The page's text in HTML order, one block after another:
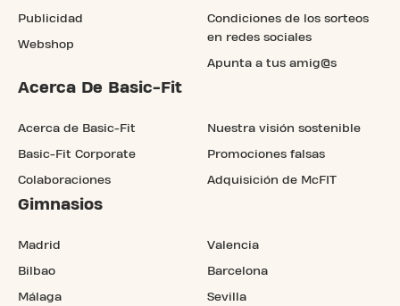
Publicidad
Webshop
Condiciones de los sorteos
en redes sociales
Apunta a tus amig@s
Acerca De Basic-Fit
Acerca de Basic-Fit
Basic-Fit Corporate
Colaboraciones
Nuestra visión sostenible
Promociones falsas
Adquisición de McFIT
Gimnasios
Madrid
Bilbao
Málaga
Valencia
Barcelona
Sevilla